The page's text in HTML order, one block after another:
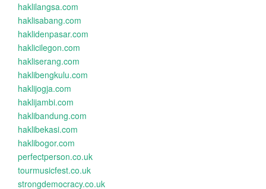
haklilangsa.com
haklisabang.com
haklidenpasar.com
haklicilegon.com
hakliserang.com
haklibengkulu.com
haklijogja.com
haklijambi.com
haklibandung.com
haklibekasi.com
haklibogor.com
perfectperson.co.uk
tourmusicfest.co.uk
strongdemocracy.co.uk